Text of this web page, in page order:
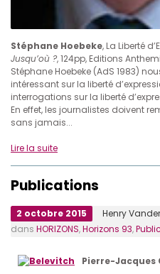
Stéphane Hoebeke, La Liberté
Jusqu’où ?, 124pp, Editions
Stéphane Hoebeke (AdS 1983)
intéressant sur la liberté
interrogations sur la liberté
En effet, les journalistes doivent
sans jamais...
Lire la suite
Publications
2 octobre 2015 Henry
dans HORIZONS,Horizons 93,
Pierre-Jacques